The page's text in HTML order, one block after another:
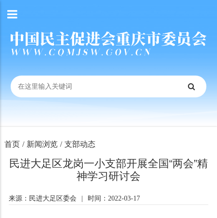
首页 / 新闻浏览 / 支部动态
民进大足区龙岗一小支部开展全国“两会”精
神学习研讨会
来源：民进大足区委会 时间：2022-03-17